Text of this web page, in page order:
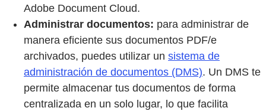
Adobe Document Cloud.
Administrar documentos: para administrar de
manera eficiente sus documentos PDF/e
archivados, puedes utilizar un sistema de
administración de documentos (DMS). Un DMS te
permite almacenar tus documentos de forma
centralizada en un solo lugar, lo que facilita